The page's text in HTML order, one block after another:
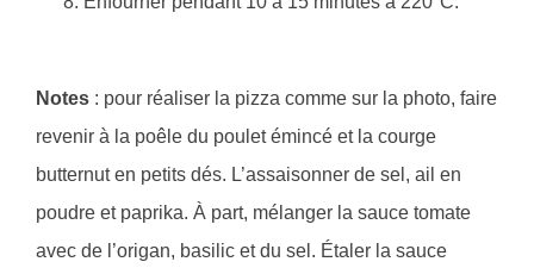
Notes : pour réaliser la pizza comme sur la photo, faire
revenir à la poêle du poulet émincé et la courge
butternut en petits dés. L’assaisonner de sel, ail en
poudre et paprika. À part, mélanger la sauce tomate
avec de l’origan, basilic et du sel. Étaler la sauce